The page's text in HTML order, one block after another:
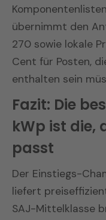
übernimmt den
270 sowie lokale
Cent für Posten,
enthalten sein
Fazit: Die
kWp ist die,
passt
Der Einstiegs-
liefert
SAJ-Mittelklasse